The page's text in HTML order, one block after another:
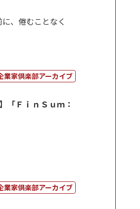
、倦むことなく
業家倶楽部アーカイブ
「ＦｉｎＳｕｍ：
業家倶楽部アーカイブ